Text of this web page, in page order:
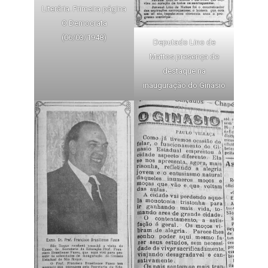
Literária. Primeira página
O Democrata
(06/03/1948)
Deputado Lino de
Mattos presença de
destaque na
inauguração do Ginásio